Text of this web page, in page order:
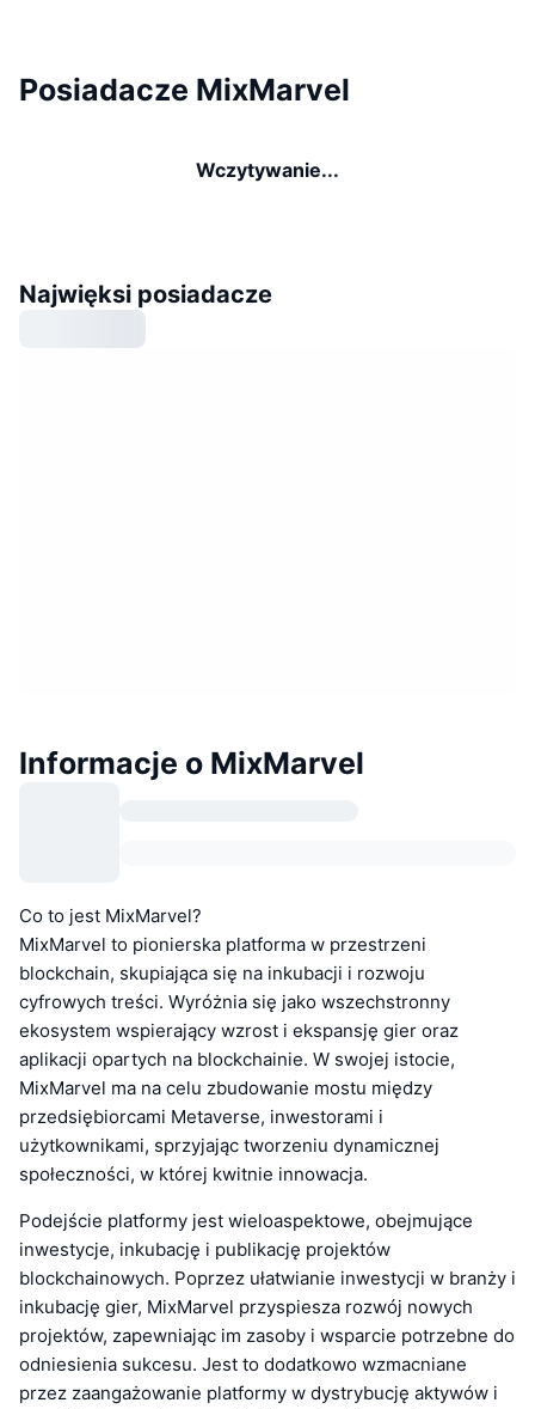
Posiadacze MixMarvel
Wczytywanie...
Najwięksi posiadacze
Informacje o MixMarvel
Co to jest MixMarvel?
MixMarvel to pionierska platforma w przestrzeni
blockchain, skupiająca się na inkubacji i rozwoju
cyfrowych treści. Wyróżnia się jako wszechstronny
ekosystem wspierający wzrost i ekspansję gier oraz
aplikacji opartych na blockchainie. W swojej istocie,
MixMarvel ma na celu zbudowanie mostu między
przedsiębiorcami Metaverse, inwestorami i
użytkownikami, sprzyjając tworzeniu dynamicznej
społeczności, w której kwitnie innowacja.
Podejście platformy jest wieloaspektowe, obejmujące
inwestycje, inkubację i publikację projektów
blockchainowych. Poprzez ułatwianie inwestycji w branży i
inkubację gier, MixMarvel przyspiesza rozwój nowych
projektów, zapewniając im zasoby i wsparcie potrzebne do
odniesienia sukcesu. Jest to dodatkowo wzmacniane
przez zaangażowanie platformy w dystrybucję aktywów i